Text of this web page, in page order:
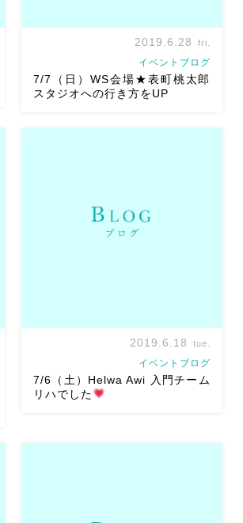
るくて広くて音響もバッチリ（めっち
w）な 素敵なスタジオ
2019.6.28 fri.
イベントブログ
7/7（日）WS会場★表町桃太郎
スタジオへの行き方をUP
2019.6.18 tue.
イベントブログ
7/6（土）Helwa Awi 入門チーム
リハでした